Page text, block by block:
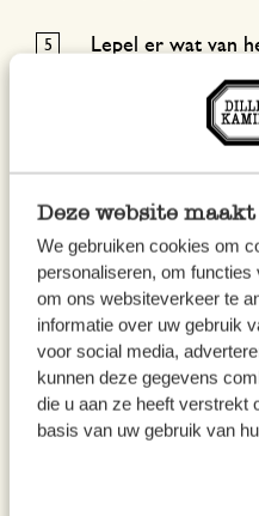
Deze website
We gebruiken cookies om
personaliseren, om
om ons websiteverkeer te
informatie over uw gebruik
voor social media,
kunnen deze gegevens
die u aan ze heeft verstrekt
basis van uw gebruik van
Lepel er wat van
de
mooie flapjes
Druk de randen
behulp van een
Bestrijk de
met de
Bestrooi de
bak ze ca. 20